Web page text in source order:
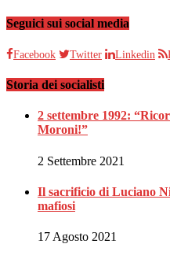
Seguici sui social media
Facebook Twitter Linkedin
Storia dei socialisti
2 settembre 1992:
Moroni!”
2 Settembre 2021
Il sacrificio di Luciano
mafiosi
17 Agosto 2021